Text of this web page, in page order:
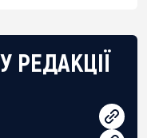
РЕДАКЦІЇ